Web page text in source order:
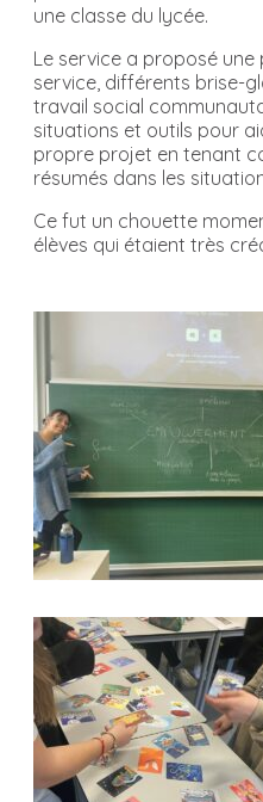
une classe du lycée.
Le service a proposé une
service, différents brise-
travail social
situations et outils pour
propre projet en tenant
résumés dans les
Ce fut un chouette
élèves qui étaient très